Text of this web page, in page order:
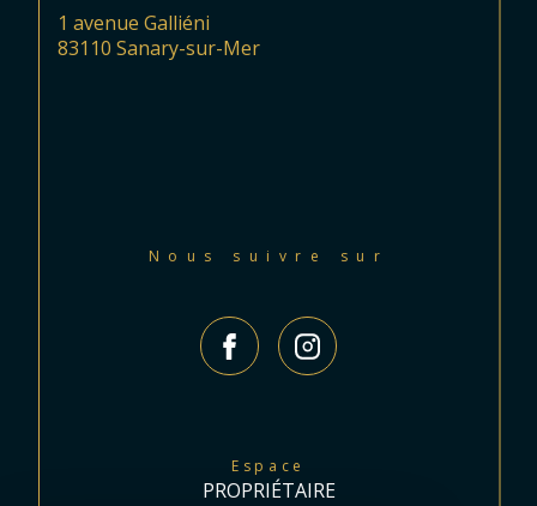
1 avenue Galliéni
83110 Sanary-sur-Mer
Nous suivre sur
Espace
PROPRIÉTAIRE